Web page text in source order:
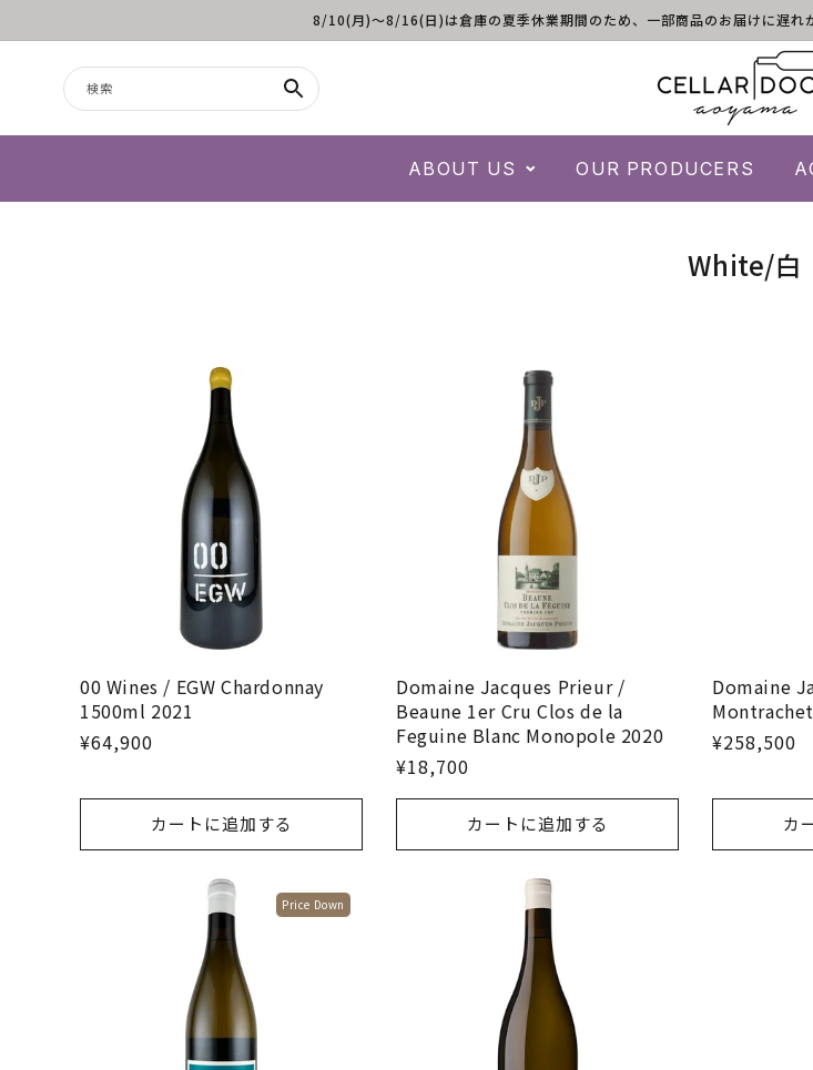
8/10(月)～8/16(日)は倉庫の夏季休業期間のため、一部商品のお届けに遅れ
検索
ABOUT US OUR PRODUCERS
コ
White/白
00 Wines / EGW Chardonnay
1500ml 2021
¥64,900
カートに追加する
Domaine Jacques Prieur /
Beaune 1er Cru Clos de la
Feguine Blanc Monopole 2020
¥18,700
カートに追加する
Domaine
¥258,500
カ
Price Down